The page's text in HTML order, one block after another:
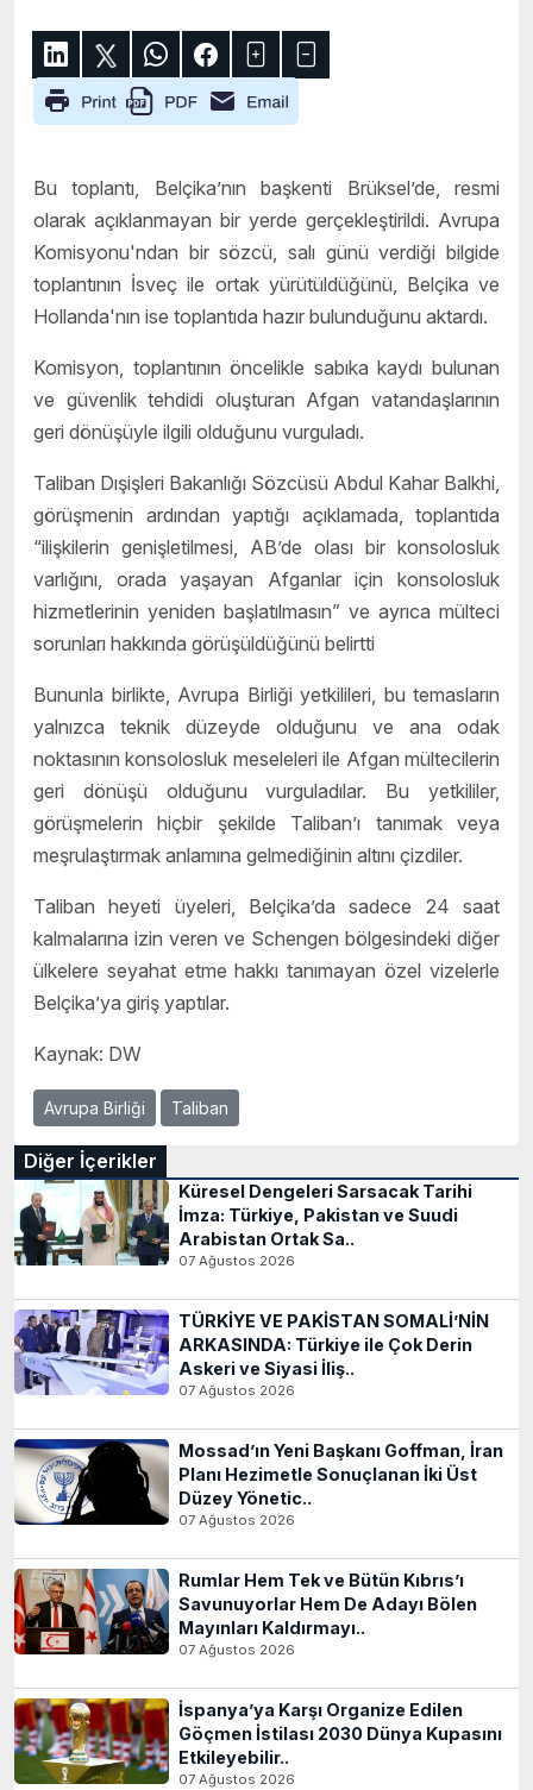
Bu toplantı, Belçika’nın başkenti Brüksel’de, resmi
olarak açıklanmayan bir yerde gerçekleştirildi. Avrupa
Komisyonu'ndan bir sözcü, salı günü verdiği bilgide
toplantının İsveç ile ortak yürütüldüğünü, Belçika ve
Hollanda'nın ise toplantıda hazır bulunduğunu aktardı.
Komisyon, toplantının öncelikle sabıka kaydı bulunan
ve güvenlik tehdidi oluşturan Afgan vatandaşlarının
geri dönüşüyle ilgili olduğunu vurguladı.
Taliban Dışişleri Bakanlığı Sözcüsü Abdul Kahar Balkhi,
görüşmenin ardından yaptığı açıklamada, toplantıda
“ilişkilerin genişletilmesi, AB’de olası bir konsolosluk
varlığını, orada yaşayan Afganlar için konsolosluk
hizmetlerinin yeniden başlatılmasın” ve ayrıca mülteci
sorunları hakkında görüşüldüğünü belirtti
Bununla birlikte, Avrupa Birliği yetkilileri, bu temasların
yalnızca teknik düzeyde olduğunu ve ana odak
noktasının konsolosluk meseleleri ile Afgan mültecilerin
geri dönüşü olduğunu vurguladılar. Bu yetkililer,
görüşmelerin hiçbir şekilde Taliban’ı tanımak veya
meşrulaştırmak anlamına gelmediğinin altını çizdiler.
Taliban heyeti üyeleri, Belçika’da sadece 24 saat
kalmalarına izin veren ve Schengen bölgesindeki diğer
ülkelere seyahat etme hakkı tanımayan özel vizelerle
Belçika’ya giriş yaptılar.
Kaynak: DW
Avrupa Birliği Taliban
Diğer İçerikler
Küresel Dengeleri Sarsacak Tarihi
İmza: Türkiye, Pakistan ve Suudi
Arabistan Ortak Sa..
07 Ağustos 2026
TÜRKİYE VE PAKİSTAN SOMALİ’NİN
ARKASINDA: Türkiye ile Çok Derin
Askeri ve Siyasi İliş..
07 Ağustos 2026
Mossad’ın Yeni Başkanı Goffman, İran
Planı Hezimetle Sonuçlanan İki Üst
Düzey Yönetic..
07 Ağustos 2026
Rumlar Hem Tek ve Bütün Kıbrıs’ı
Savunuyorlar Hem De Adayı Bölen
Mayınları Kaldırmayı..
07 Ağustos 2026
İspanya’ya Karşı Organize Edilen
Göçmen İstilası 2030 Dünya Kupasını
Etkileyebilir..
07 Ağustos 2026